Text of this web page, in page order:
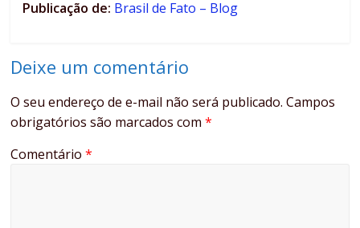
Publicação de: Brasil de Fato – Blog
Deixe um comentário
O seu endereço de e-mail não será publicado. Campos
obrigatórios são marcados com*
Comentário*